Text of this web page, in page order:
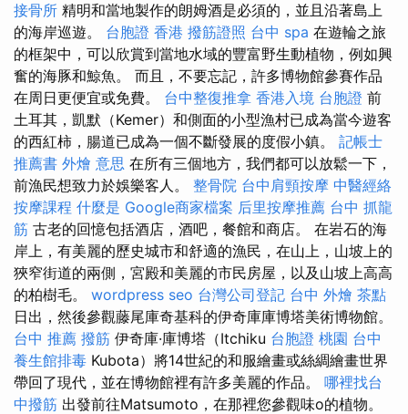
接骨所 精明和當地製作的朗姆酒是必須的，並且沿著島上
的海岸巡遊。 台胞證 香港 撥筋證照 台中 spa 在遊輪之旅
的框架中，可以欣賞到當地水域的豐富野生動植物，例如興
奮的海豚和鯨魚。 而且，不要忘記，許多博物館參賽作品
在周日更便宜或免費。 台中整復推拿 香港入境 台胞證 前
土耳其，凱默（Kemer）和側面的小型漁村已成為當今遊客
的西紅柿，腸道已成為一個不斷發展的度假小鎮。 記帳士
推薦書 外燴 意思 在所有三個地方，我們都可以放鬆一下，
前漁民想致力於娛樂客人。 整骨院 台中肩頸按摩 中醫經絡
按摩課程 什麼是 Google商家檔案 后里按摩推薦 台中 抓龍
筋 古老的回憶包括酒店，酒吧，餐館和商店。 在岩石的海
岸上，有美麗的歷史城市和舒適的漁民，在山上，山坡上的
狹窄街道的兩側，宮殿和美麗的市民房屋，以及山坡上高高
的柏樹毛。 wordpress seo 台灣公司登記 台中 外燴 茶點
日出，然後參觀藤尾庫奇基科的伊奇庫庫博塔美術博物館。
台中 推薦 撥筋 伊奇庫·庫博塔（Itchiku 台胞證 桃園 台中
養生館排毒 Kubota）將14世紀的和服繪畫或絲綢繪畫世界
帶回了現代，並在博物館裡有許多美麗的作品。 哪裡找台
中撥筋 出發前往Matsumoto，在那裡您參觀味o的植物。